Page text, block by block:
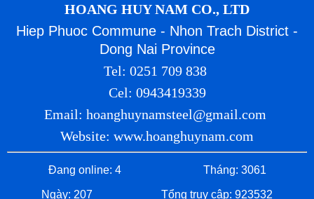
HOANG HUY NAM CO., LTD
Hiep Phuoc Commune - Nhon Trach District -
Dong Nai Province
Tel: 0251 709 838
Cel: 0943419339
Email: hoanghuynamsteel@gmail.com
Website: www.hoanghuynam.com
Đang online: 4 Tháng: 3061
Ngày: 207 Tổng truy cập: 923532